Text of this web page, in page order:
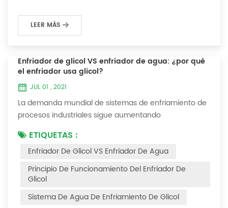
LEER MÁS
Enfriador de glicol VS enfriador de agua: ¿por qué
el enfriador usa glicol?
JUL 01 , 2021
La demanda mundial de sistemas de enfriamiento de
procesos industriales sigue aumentando
inactividad mínimo son las claves para lograr procesos
industriales y comerciales consistentes y rentables.
Este artículo considerará la mejor manera de lograr la
temperatura óptima requerida para los procesos de
ETIQUETAS :
Enfriador De Glicol VS Enfriador De Agua
Principio De Funcionamiento Del Enfriador De
Glicol
Sistema De Agua De Enfriamiento De Glicol